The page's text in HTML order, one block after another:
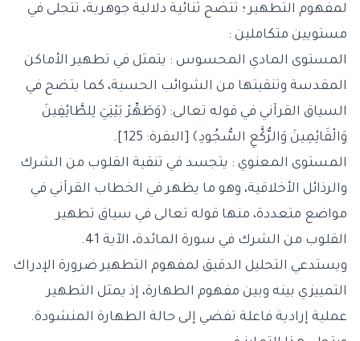
لمفهوم التطهير ؛ تتضح ثنائية دلالية جوهرية، تتجلى في
مستويين متكاملين :
المستوى المادي المحسوس : يتمثل في تطهير الأماكن
المقدسة وتنقيتها من الشوائب الحسية، كما يتضح في
السياق القرآني في قوله تعالى: ﴿وَطَهِّرْ بَيْتِيَ لِلطَّائِفِينَ
وَالْقَائِمِينَ وَالرُّكَّعِ السُّجُودِ﴾ [البقرة: 125].
المستوى المعنوي : يتجسد في تنقية القلوب من الشرك
والرذائل الأخلاقية، وهو ما يظهر في الخطاب القرآني في
مواضع متعددة، منها قوله تعالى في سياق تطهير
القلوب من الشرك في سورة المائدة، الآية 41.
ويستدعي التحليل الدقيق لمفهوم التطهير ضرورة الإدراك
التمييزي بينه وبين مفهوم الطهارة، إذ يمثل التطهير
عملية إرادية فاعلة تفضي إلى حالة الطهارة المنشودة.